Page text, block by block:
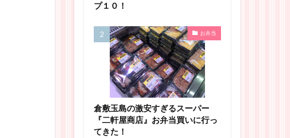
プ１０！
お弁当
倉敷玉島の激安すぎるスーパー
『二軒屋商店』お弁当買いに行っ
てきた！